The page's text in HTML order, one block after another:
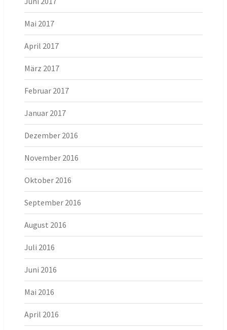
Mai 2017
April 2017
März 2017
Februar 2017
Januar 2017
Dezember 2016
November 2016
Oktober 2016
September 2016
August 2016
Juli 2016
Juni 2016
Mai 2016
April 2016